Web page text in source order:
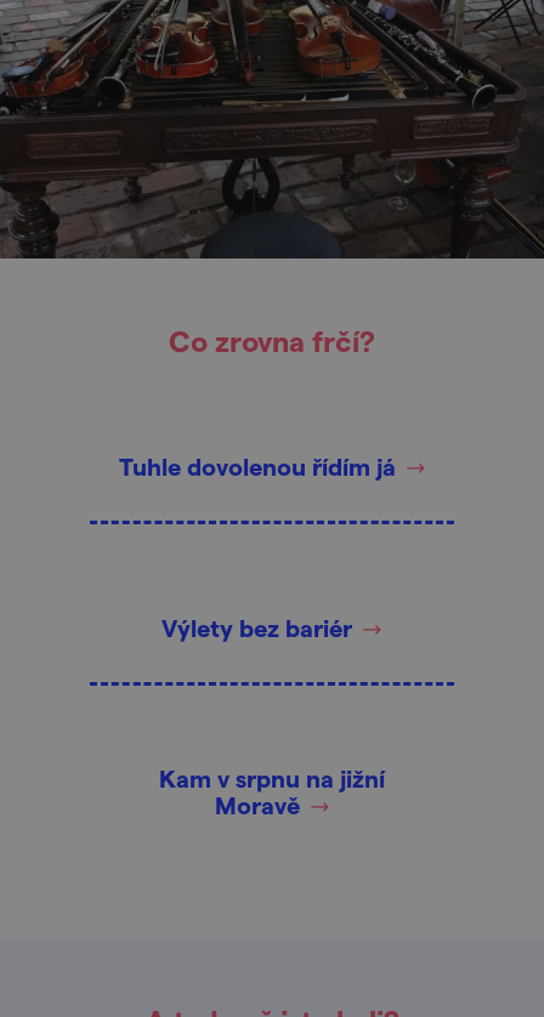
Co zrovna frčí?
Tuhle dovolenou řídím já
Výlety bez bariér
Kam v srpnu na jižní
Moravě